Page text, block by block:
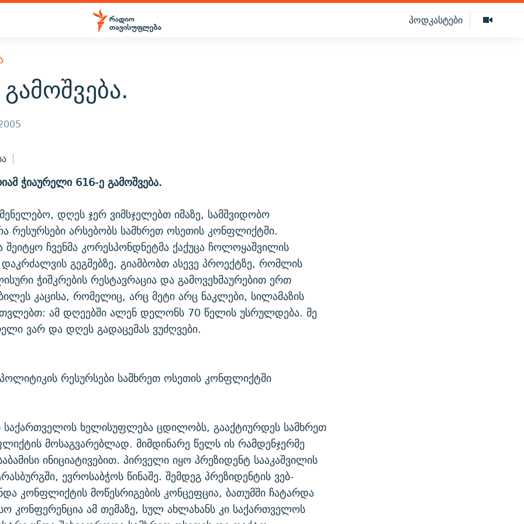
პოდკასტები
ჭიაურელი 616-ე გამოშვება.
დღეს ჯერ ვიმსჯელებთ იმაზე, სამშვიდობო
რესურსები არსებობს სამხრეთ ოსეთის კონფლიქტში.
შეიტყო ჩვენმა კორესპონდნეტმა ქაქუცა ჩოლოყაშვილის
გეგმებზე, გიამბობთ ასევე პროექტზე, რომლის
ჭიშკრების რესტავრაცია და გამოვეხმაურებით ერთ
კაცისა, რომელიც, არც მეტი არც ნაკლები, სილამაზის
ამ დღეებში ალენ დელონს 70 წელის უსრულდება. მე
ვარ და დღეს გადაცემას ვუძღვები.
რესურსები სამხრეთ ოსეთის კონფლიქტში
ხელისუფლება ცდილობს, გააქტიურდეს სამხრეთ
მოსაგვარებლად. მიმდინარე წელს ის რამდენჯერმე
ინიციატივებით. პირველი იყო პრეზიდენტ სააკაშვილის
ევროსაბჭოს წინაშე. შემდეგ პრეზიდენტის ვებ-
კონფლიქტის მოწესრიგების კონცეფცია, ბათუმში ჩატარდა
კონფერენცია ამ თემაზე, სულ ახლახანს კი საქართველოს